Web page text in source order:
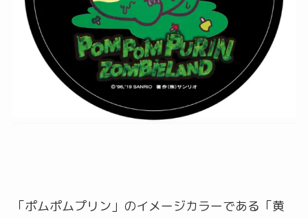
「ポムポムプリン」のイメージカラーである「黄